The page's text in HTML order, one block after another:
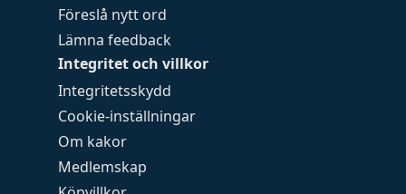
Föreslå nytt ord
Lämna feedback
Integritet och villkor
Integritetsskydd
Cookie-inställningar
Om kakor
Medlemskap